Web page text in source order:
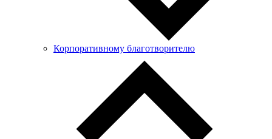
Корпоративному благотворителю